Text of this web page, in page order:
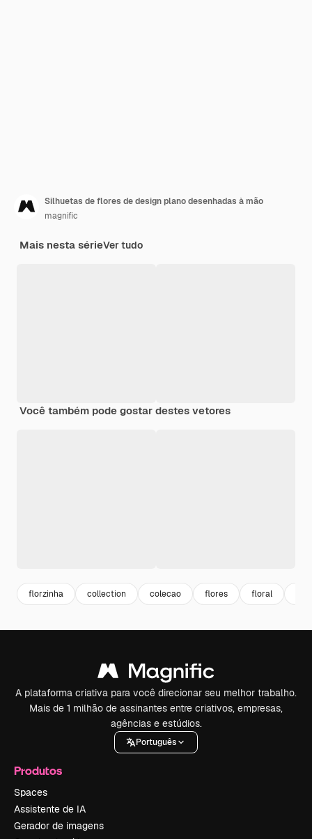
Silhuetas de flores de design plano desenhadas à mão
magnific
Mais nesta sérieVer tudo
Você também pode gostar destes vetores
florzinha collection colecao flores floral
A plataforma criativa para você direcionar seu melhor trabalho.
Mais de 1 milhão de assinantes entre criativos, empresas,
agências e estúdios.
Português
Produtos
Spaces
Assistente de IA
Gerador de imagens